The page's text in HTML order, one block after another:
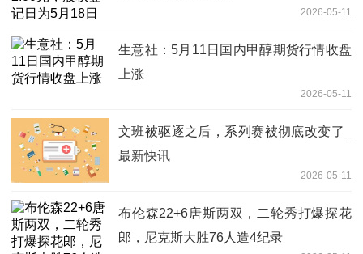
2026-05-11
生意社：5月11日国内甲醇期货行情收盘
上涨
2026-05-11
文班被驱逐之后，系列赛被彻底改变了_
最新快讯
2026-05-11
布伦森22+6唐斯两双，二轮秀打爆探花
郎，尼克斯大胜76人造4纪录